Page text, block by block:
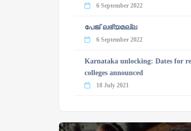
6 September 2022
പേജ് ലഭ്യമല്ല
6 September 2022
Karnataka unlocking: Dates for
colleges announced
18 July 2021